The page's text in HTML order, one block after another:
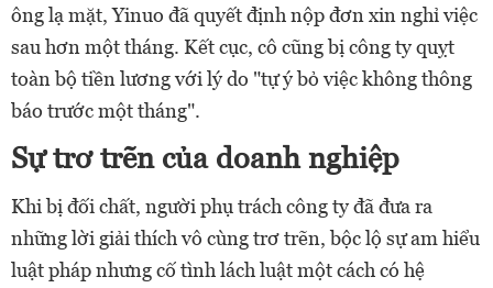
ông lạ mặt, Yinuo đã quyết định nộp đơn xin nghỉ việc
sau hơn một tháng. Kết cục, cô cũng bị công ty quỵt
toàn bộ tiền lương với lý do "tự ý bỏ việc không thông
báo trước một tháng".
Sự trơ trẽn của doanh nghiệp
Khi bị đối chất, người phụ trách công ty đã đưa ra
những lời giải thích vô cùng trơ trẽn, bộc lộ sự am hiểu
luật pháp nhưng cố tình lách luật một cách có hệ